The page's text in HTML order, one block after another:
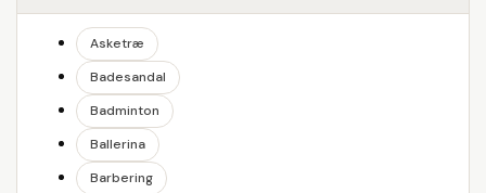
Asketræ
Badesandal
Badminton
Ballerina
Barbering